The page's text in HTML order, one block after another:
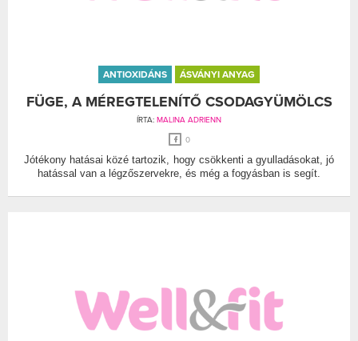
ANTIOXIDÁNS ÁSVÁNYI ANYAG
FÜGE, A MÉREGTELENÍTŐ CSODAGYÜMÖLCS
ÍRTA: MALINA ADRIENN
0
Jótékony hatásai közé tartozik, hogy csökkenti a gyulladásokat, jó
hatással van a légzőszervekre, és még a fogyásban is segít.